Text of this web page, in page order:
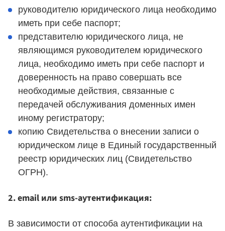
руководителю юридического лица необходимо
иметь при себе паспорт;
представителю юридического лица, не
являющимся руководителем юридического
лица, необходимо иметь при себе паспорт и
доверенность на право совершать все
необходимые действия, связанные с
передачей обслуживания доменных имен
иному регистратору;
копию Свидетельства о внесении записи о
юридическом лице в Единый государственный
реестр юридических лиц (Свидетельство
ОГРН).
2. email или sms-аутентификация:
В зависимости от способа аутентификации на